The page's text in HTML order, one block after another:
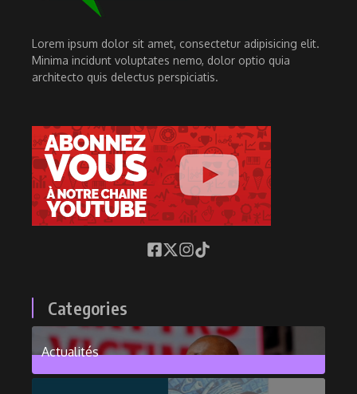
Lorem ipsum dolor sit amet, consectetur adipisicing elit.
Minima incidunt voluptates nemo, dolor optio quia
architecto quis delectus perspiciatis.
Categories
Actualités
376Posts